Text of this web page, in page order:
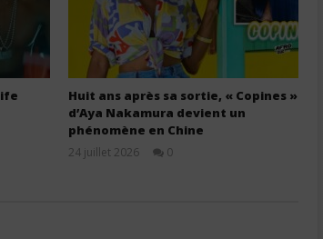
Huit ans après sa sortie, « Copines »
d’Aya Nakamura devient un
phénomène en Chine
24 juillet 2026
0